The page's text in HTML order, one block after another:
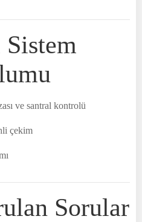
ve santral kontrolü
çekim
Sorular